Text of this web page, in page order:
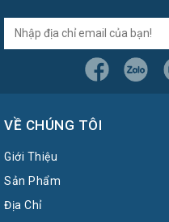
VỀ CHÚNG TÔI
Giới Thiệu
Sản Phẩm
Địa Chỉ